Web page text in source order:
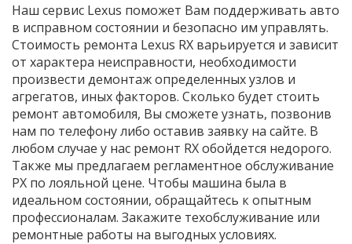
Наш сервис Lexus поможет Вам поддерживать авто
в исправном состоянии и безопасно им управлять.
Стоимость ремонта Lexus RX варьируется и зависит
от характера неисправности, необходимости
произвести демонтаж определенных узлов и
агрегатов, иных факторов. Сколько будет стоить
ремонт автомобиля, Вы сможете узнать, позвонив
нам по телефону либо оставив заявку на сайте. В
любом случае у нас ремонт RX обойдется недорого.
Также мы предлагаем регламентное обслуживание
РХ по лояльной цене. Чтобы машина была в
идеальном состоянии, обращайтесь к опытным
профессионалам. Закажите техобслуживание или
ремонтные работы на выгодных условиях.